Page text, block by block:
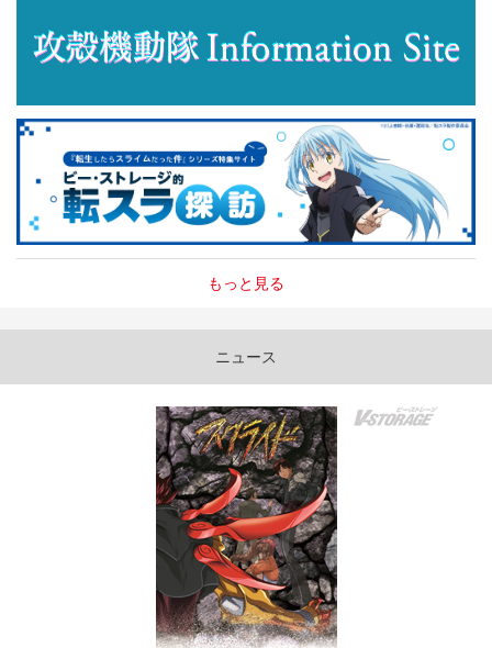
もっと見る
ニュース